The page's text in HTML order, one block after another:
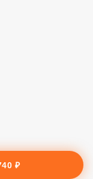
₽